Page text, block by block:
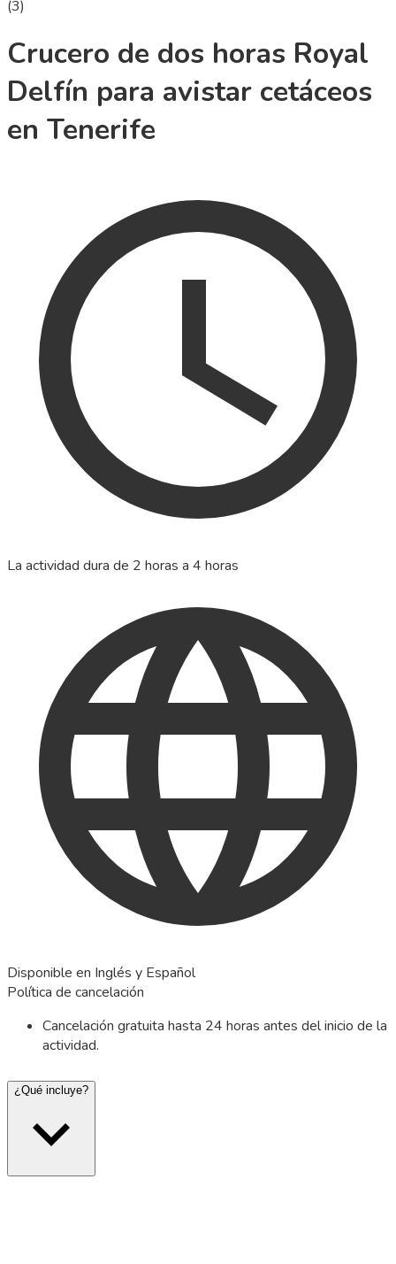
(3)
Crucero de dos horas Royal
Delfín para avistar cetáceos
en Tenerife
La actividad dura de 2 horas a 4 horas
Disponible en Inglés y Español
Política de cancelación
Cancelación gratuita hasta 24 horas antes del inicio de la
actividad.
¿Qué incluye?